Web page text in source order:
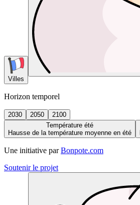
Villes
Horizon temporel
2030 2050
2100
Température été
Hausse de la température moyenne en été
Une initiative par Bonpote.com
Soutenir le projet